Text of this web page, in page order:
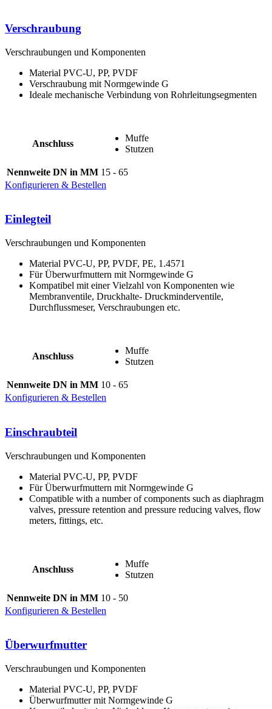
Verschraubung
Verschraubungen und Komponenten
Material PVC-U, PP, PVDF
Verschraubung mit Normgewinde G
Ideale mechanische Verbindung von Rohrleitungsegmenten
Anschluss
Muffe
Stutzen
Nennweite DN in MM 15 - 65
Konfigurieren & Bestellen
Einlegteil
Verschraubungen und Komponenten
Material PVC-U, PP, PVDF, PE, 1.4571
Für Überwurfmuttern mit Normgewinde G
Kompatibel mit einer Vielzahl von Komponenten wie
Membranventile, Druckhalte- Druckminderventile,
Durchflussmeser, Verschraubungen etc.
Anschluss
Muffe
Stutzen
Nennweite DN in MM 10 - 65
Konfigurieren & Bestellen
Einschraubteil
Verschraubungen und Komponenten
Material PVC-U, PP, PVDF
Für Überwurfmuttern mit Normgewinde G
Compatible with a number of components such as diaphragm
valves, pressure retention and pressure reducing valves, flow
meters, fittings, etc.
Anschluss
Muffe
Stutzen
Nennweite DN in MM 10 - 50
Konfigurieren & Bestellen
Überwurfmutter
Verschraubungen und Komponenten
Material PVC-U, PP, PVDF
Überwurfmutter mit Normgewinde G